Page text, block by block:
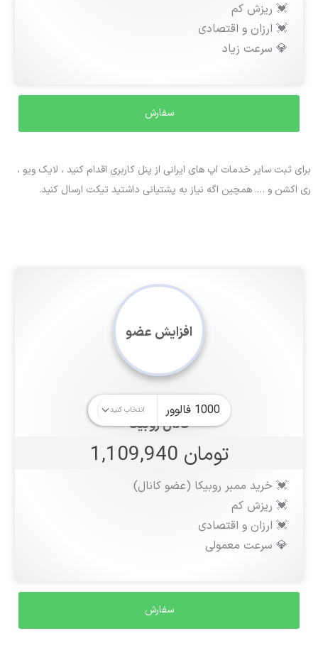
💓 ریزش کم
💓 ارزان و اقتصادی
💎 سرعت زیاد
برای ثبت سایر خدمات اپ های ایرانی از پنل کاربری اقدام کنید ، لایک ویو ،
ری اکشن و …. همچین اگه نیاز به پشتیانی داشتید تیکت ارسال کنید.
افزایش عضو
کانال روبیکا
تومان 1,109,940
💓 خرید ممبر روبیکا (عضو کانال)
💓 ریزش کم
💓 ارزان و اقتصادی
💎 سرعت معمولی